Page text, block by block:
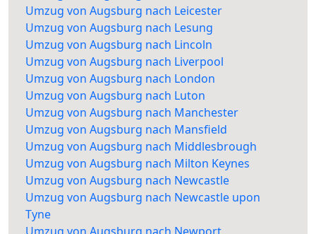
Umzug von Augsburg nach Leicester
Umzug von Augsburg nach Lesung
Umzug von Augsburg nach Lincoln
Umzug von Augsburg nach Liverpool
Umzug von Augsburg nach London
Umzug von Augsburg nach Luton
Umzug von Augsburg nach Manchester
Umzug von Augsburg nach Mansfield
Umzug von Augsburg nach Middlesbrough
Umzug von Augsburg nach Milton Keynes
Umzug von Augsburg nach Newcastle
Umzug von Augsburg nach Newcastle upon
Tyne